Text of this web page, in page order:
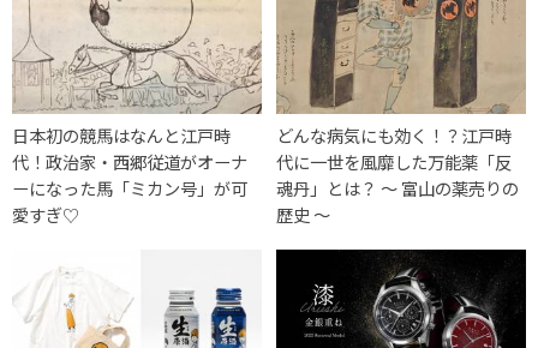
日本初の競馬はなんと江戸時
代！政治家・西郷従道がオーナ
ーになった馬「ミカン号」が可
愛すぎ♡
どんな病気にも効く！？江戸時
代に一世を風靡した万能薬「反
魂丹」とは？ 〜 富山の薬売りの
歴史 〜